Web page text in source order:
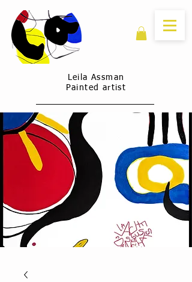
Leila Assman
Painted artist